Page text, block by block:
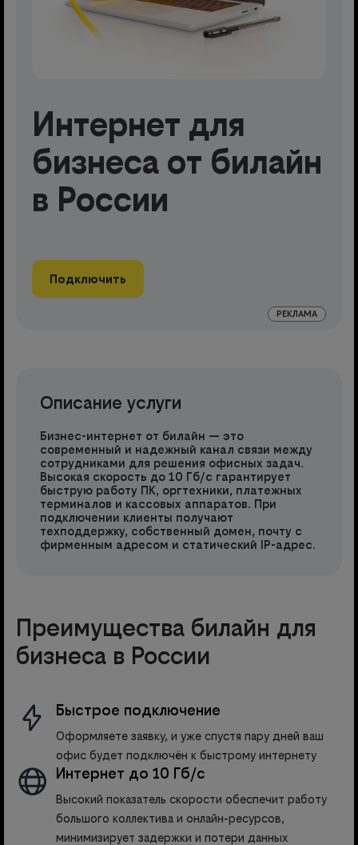
Интернет для
бизнеса от билайн
в России
Подключить
РЕКЛАМА
Описание услуги
Бизнес-интернет от билайн — это
современный и надежный канал связи между
сотрудниками для решения офисных задач.
Высокая скорость до 10 Гб/с гарантирует
быструю работу ПК, оргтехники, платежных
терминалов и кассовых аппаратов. При
подключении клиенты получают
техподдержку, собственный домен, почту с
фирменным адресом и статический IP-адрес.
Преимущества билайн для
бизнеса в России
Быстрое подключение
Оформляете заявку, и уже спустя пару дней ваш
офис будет подключён к быстрому интернету
Интернет до 10 Гб/с
Высокий показатель скорости обеспечит работу
большого коллектива и онлайн-ресурсов,
минимизирует задержки и потери данных